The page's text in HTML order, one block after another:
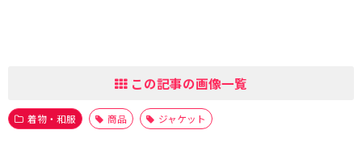
この記事の画像一覧
着物・和服 商品 ジャケット